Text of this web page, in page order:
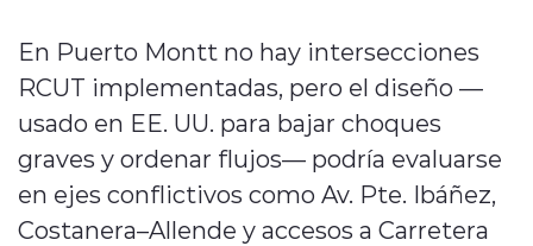
Deportes
Entrevistas
Quienes Somos
En Puerto Montt no hay intersecciones
RCUT implementadas, pero el diseño —
usado en EE. UU. para bajar choques
graves y ordenar flujos— podría evaluarse
en ejes conflictivos como Av. Pte. Ibáñez,
Costanera–Allende y accesos a Carretera